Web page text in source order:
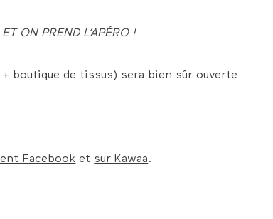
ON PREND L’APÉRO !
boutique de tissus) sera bien sûr ouverte
Facebook et sur Kawaa.